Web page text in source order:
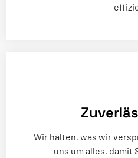
Wir halten, was wir
uns um alles, damit